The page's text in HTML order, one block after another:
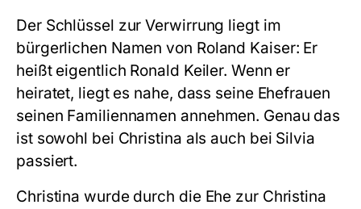
Der Schlüssel zur Verwirrung liegt im
bürgerlichen Namen von Roland Kaiser: Er
heißt eigentlich Ronald Keiler. Wenn er
heiratet, liegt es nahe, dass seine Ehefrauen
seinen Familiennamen annehmen. Genau das
ist sowohl bei Christina als auch bei Silvia
passiert.
Christina wurde durch die Ehe zur Christina